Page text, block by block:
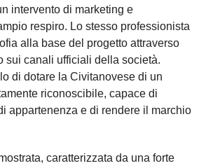
intervento di marketing e
respiro. Lo stesso professionista
alla base del progetto attraverso
sui canali ufficiali della società.
di dotare la Civitanovese di un
riconoscibile, capace di
appartenenza e di rendere il marchio
caratterizzata da una forte